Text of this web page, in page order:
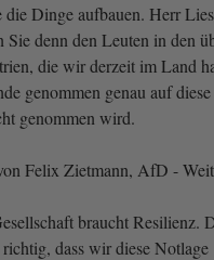
die Dinge aufbauen. Herr
Sie denn den Leuten in den
die wir derzeit im Land
genommen genau auf
genommen wird.
Felix Zietmann, AfD -
braucht Resilienz.
dass wir diese Notlage